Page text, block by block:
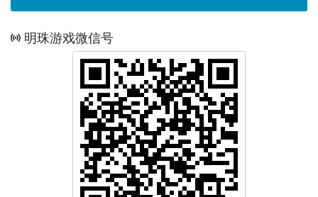
明珠游戏微信号